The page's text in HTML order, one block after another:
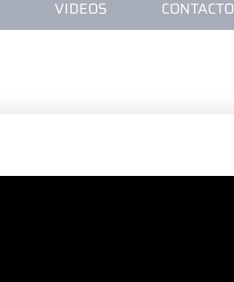
VIDEOS CONTACTO